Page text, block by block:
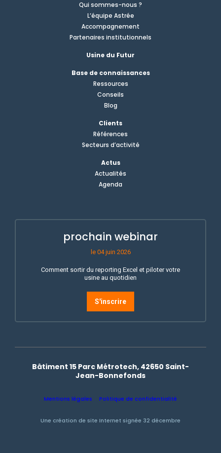
Qui sommes-nous ?
L’équipe Astrée
Accompagnement
Partenaires institutionnels
Usine du Futur
Base de connaissances
Ressources
Conseils
Blog
Clients
Références
Secteurs d’activité
Actus
Actualités
Agenda
prochain webinar
le 04 juin 2026
Comment sortir du reporting Excel et piloter votre
usine au quotidien
S'inscrire
Bâtiment 15 Parc Métrotech, 42650 Saint-
Jean-Bonnefonds
Mentions légales Politique de confidentialité
Une création de site Internet signée 32 décembre